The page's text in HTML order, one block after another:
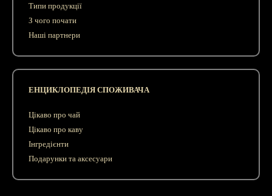
Типи продукції
З чого почати
Наші партнери
ЕНЦИКЛОПЕДІЯ СПОЖИВАЧА
Цікаво про чай
Цікаво про каву
Інгредієнти
Подарунки та аксесуари